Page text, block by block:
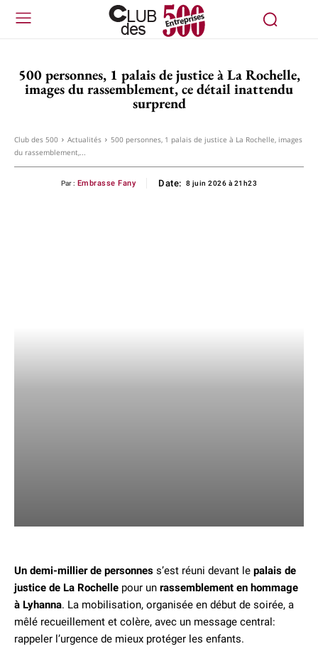
500 personnes, 1 palais de justice à La Rochelle,
images du rassemblement, ce détail inattendu
surprend
Club des 500 Actualités
500 personnes, 1 palais de justice à La Rochelle, images
du rassemblement,...
Par : Embrasse Fany Date: 8 juin 2026 à 21h23
Un demi-millier de personnes s’est réuni devant le palais de
justice de La Rochelle pour un rassemblement en hommage
à Lyhanna. La mobilisation, organisée en début de soirée, a
mêlé recueillement et colère, avec un message central:
rappeler l’urgence de mieux protéger les enfants.